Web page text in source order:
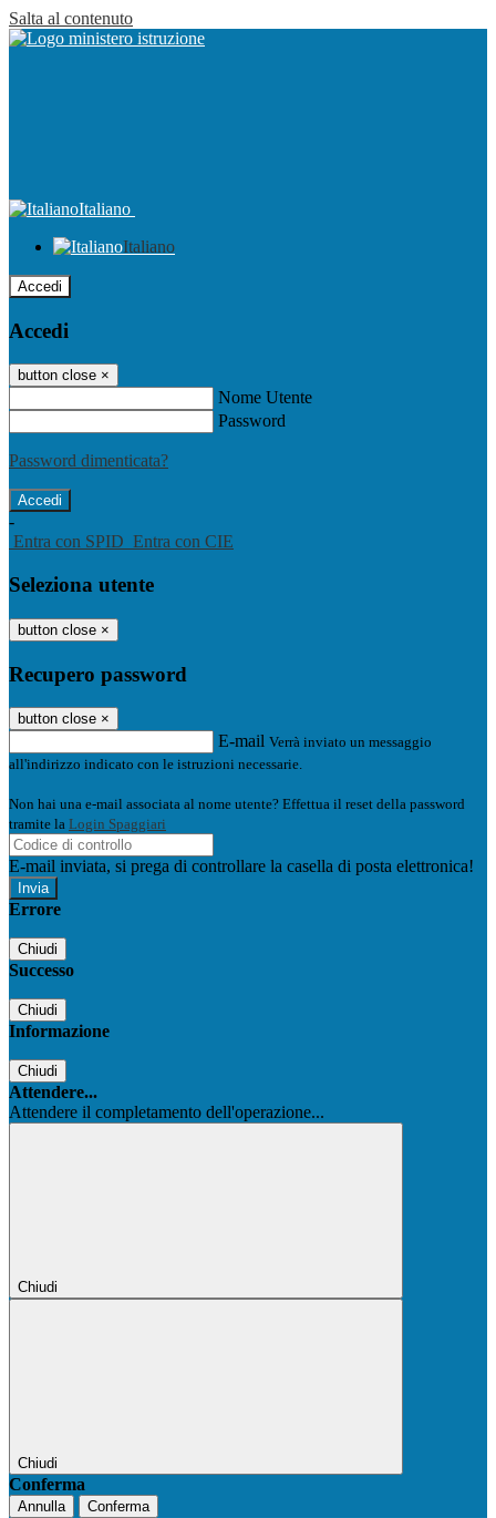
Salta al contenuto
Italiano
Italiano
Accedi
Accedi
button close ×
Nome Utente
Password
Password dimenticata?
-
Entra con SPID Entra con CIE
Seleziona utente
button close ×
Recupero password
button close ×
E-mail Verrà inviato un messaggio
all'indirizzo indicato con le istruzioni necessarie.
Non hai una e-mail associata al nome utente? Effettua il reset della password
tramite la Login Spaggiari
E-mail inviata, si prega di controllare la casella di posta elettronica!
Errore
Chiudi
Successo
Chiudi
Informazione
Chiudi
Attendere...
Attendere il completamento dell'operazione...
Chiudi
Chiudi
Conferma
Annulla Conferma